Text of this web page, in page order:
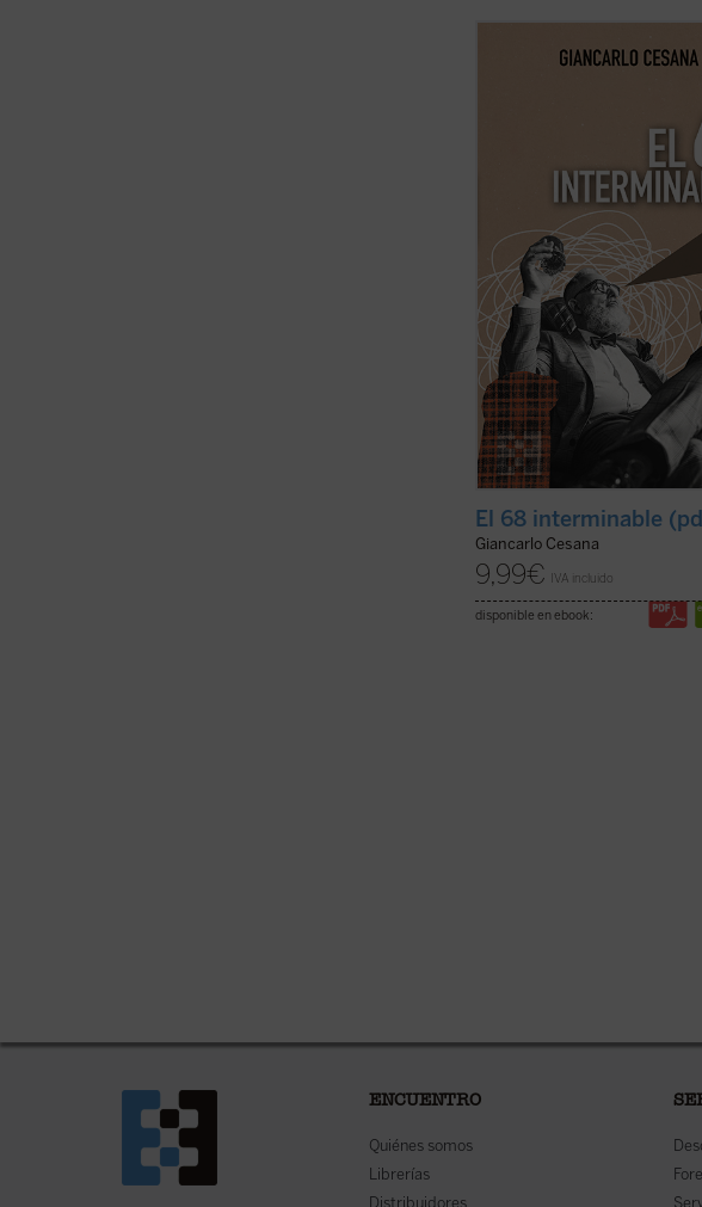
Giancarlo Cesana afirma que
acontecimientos de 1968 y la
la tradición, considerando
consecuencias sociales,
morales, normalmente ...
(ver
El 68 interminable
Giancarlo Cesana
9,99€ IVA incluido
disponible en ebook:
ENCUENTRO
Quiénes somos
Librerías
Distribuidores